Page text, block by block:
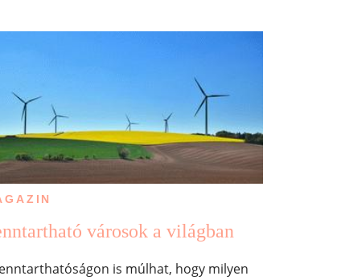
városok a világban
is múlhat, hogy milyen